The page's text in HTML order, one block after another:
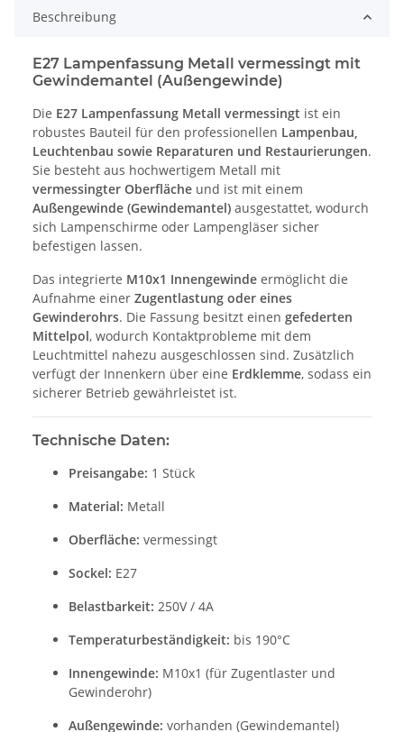
Beschreibung
E27 Lampenfassung Metall vermessingt mit
Gewindemantel (Außengewinde)
Die E27 Lampenfassung Metall vermessingt ist ein
robustes Bauteil für den professionellen Lampenbau,
Leuchtenbau sowie Reparaturen und Restaurierungen.
Sie besteht aus hochwertigem Metall mit
vermessingter Oberfläche und ist mit einem
Außengewinde (Gewindemantel) ausgestattet, wodurch
sich Lampenschirme oder Lampengläser sicher
befestigen lassen.
Das integrierte M10x1 Innengewinde ermöglicht die
Aufnahme einer Zugentlastung oder eines
Gewinderohrs. Die Fassung besitzt einen gefederten
Mittelpol, wodurch Kontaktprobleme mit dem
Leuchtmittel nahezu ausgeschlossen sind. Zusätzlich
verfügt der Innenkern über eine Erdklemme, sodass ein
sicherer Betrieb gewährleistet ist.
Technische Daten:
Preisangabe: 1 Stück
Material: Metall
Oberfläche: vermessingt
Sockel: E27
Belastbarkeit: 250V / 4A
Temperaturbeständigkeit: bis 190°C
Innengewinde: M10x1 (für Zugentlaster und
Gewinderohr)
Außengewinde: vorhanden (Gewindemantel)